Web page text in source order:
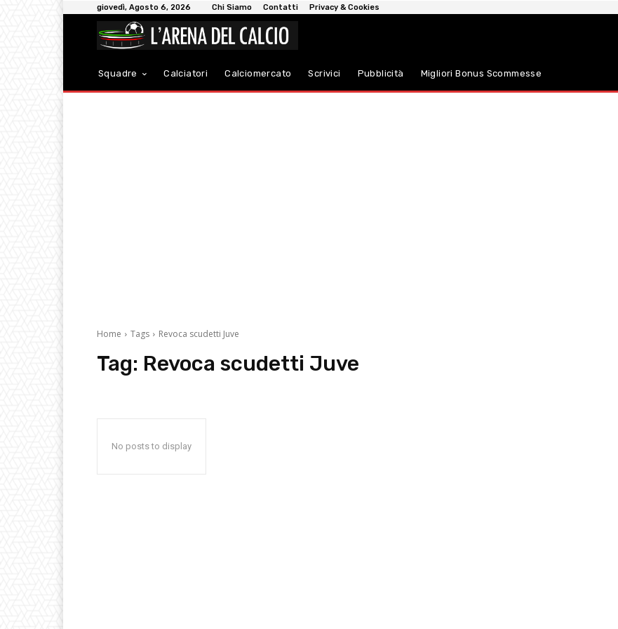
giovedì, Agosto 6, 2026 Chi Siamo Contatti Privacy & Cookies
Squadre Calciatori Calciomercato Scrivici Pubblicità Migliori Bonus Scommesse
Home Tags Revoca scudetti Juve
Tag: Revoca scudetti Juve
No posts to display